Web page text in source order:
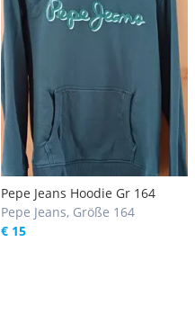
Pepe Jeans Hoodie Gr 164
Pepe Jeans, Größe 164
€ 15